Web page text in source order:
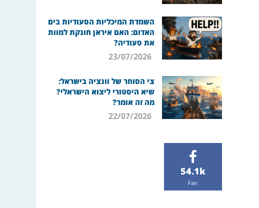
השמדת המיכליות הסעודיות בים
האדום: האם איראן חונקת למוות
את סעודיה?
23/07/2026
צי הסוחר של וונציה בישראל:
שיא היסטורי ליצוא הישראלי?
מה זה אומר?
22/07/2026
54.1k
Fan